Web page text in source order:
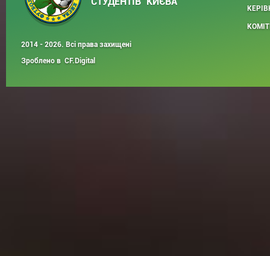
2014 - 2026. Всі права захищені
Зроблено в CF.Digital